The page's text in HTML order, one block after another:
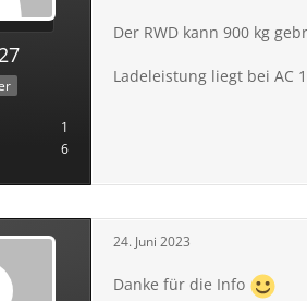
1
6
Der RWD kann 900 kg
Ladeleistung liegt bei AC
24. Juni 2023
Danke für die Info